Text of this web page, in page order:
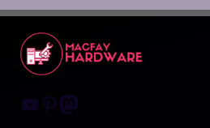
Aller
contenu
Youtube
Pinterest
Mastodon